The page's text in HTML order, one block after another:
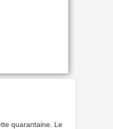
quarantaine. Le